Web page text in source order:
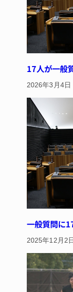
17人が一
2026年3月4日
一般質問に
2025年12月2日